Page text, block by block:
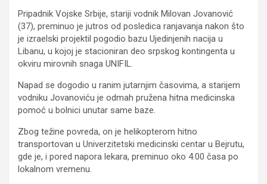
Pripadnik Vojske Srbije, stariji vodnik Milovan Jovanović
(37), preminuo je jutros od posledica ranjavanja nakon što
je izraelski projektil pogodio bazu Ujedinjenih nacija u
Libanu, u kojoj je stacioniran deo srpskog kontingenta u
okviru mirovnih snaga UNIFIL.
Napad se dogodio u ranim jutarnjim časovima, a starijem
vodniku Jovanoviću je odmah pružena hitna medicinska
pomoć u bolnici unutar same baze.
Zbog težine povreda, on je helikopterom hitno
transportovan u Univerzitetski medicinski centar u Bejrutu,
gde je, i pored napora lekara, preminuo oko 4.00 časa po
lokalnom vremenu.